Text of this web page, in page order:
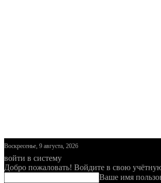
Воскресенье, 9 августа, 2026
войти в систему
Добро пожаловать! Войдите в свою
Ваше имя